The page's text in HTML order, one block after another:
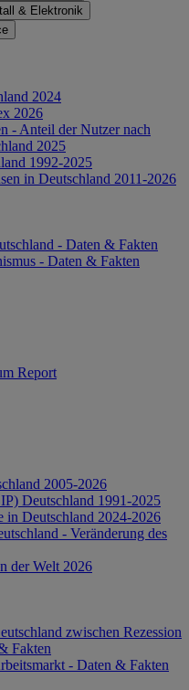
& Elektronik
2024
2026
- Anteil der Nutzer nach
2025
1992-2025
in Deutschland 2011-2026
- Daten & Fakten
- Daten & Fakten
Report
2005-2026
Deutschland 1991-2025
in Deutschland 2024-2026
- Veränderung des
der Welt 2026
zwischen Rezession
Fakten
- Daten & Fakten